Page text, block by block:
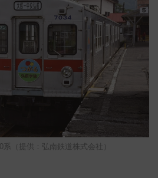
（提供：弘南鉄道株式会社）